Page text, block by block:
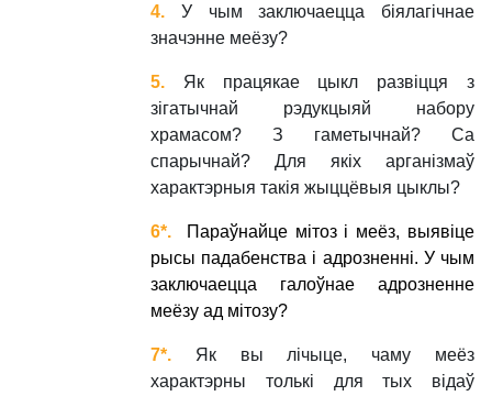
4. У чым заключаецца біялагічнае
значэнне меёзу?
5. Як працякае цыкл развіцця з
зігатычнай рэдукцыяй набору
храмасом? З гаметычнай? Са
спарычнай? Для якіх арганізмаў
характэрныя такія жыццёвыя цыклы?
6*.
Параўнайце мітоз і меёз, выявіце
рысы падабенства і адрозненні. У чым
заключаецца галоўнае адрозненне
меёзу ад мітозу?
7*. Як вы лічыце, чаму меёз
характэрны толькі для тых відаў